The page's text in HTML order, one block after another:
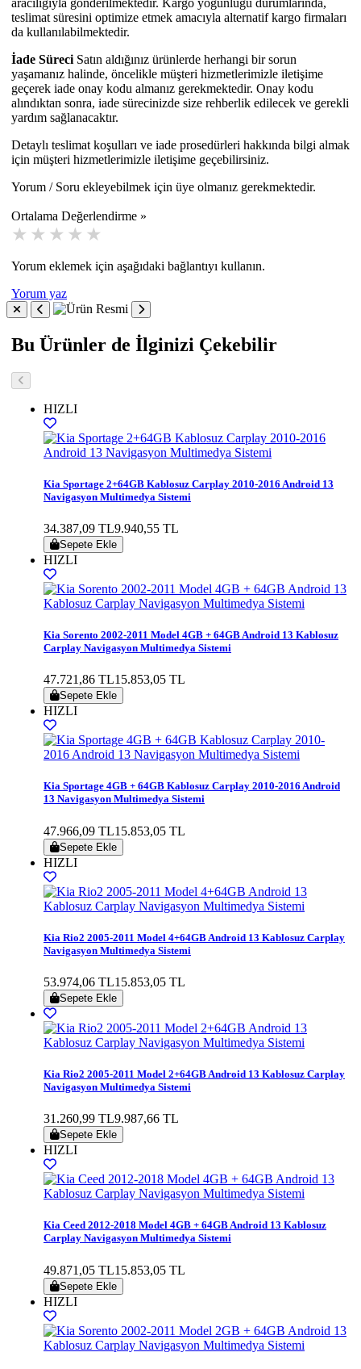
teslimat süresini optimize etmek amacıyla alternatif kargo firmaları
da kullanılabilmektedir.
İade Süreci Satın aldığınız ürünlerde herhangi bir sorun
yaşamanız halinde, öncelikle müşteri hizmetlerimizle iletişime
geçerek iade onay kodu almanız gerekmektedir. Onay kodu
alındıktan sonra, iade sürecinizde size rehberlik edilecek ve gerekli
yardım sağlanacaktır.
Detaylı teslimat koşulları ve iade prosedürleri hakkında bilgi almak
için müşteri hizmetlerimizle iletişime geçebilirsiniz.
Yorum / Soru ekleyebilmek için üye olmanız gerekmektedir.
Ortalama Değerlendirme »
Yorum eklemek için aşağıdaki bağlantıyı kullanın.
Yorum yaz
Bu Ürünler de İlginizi Çekebilir
HIZLI
Kia Sportage 2+64GB Kablosuz Carplay 2010-2016 Android 13
Navigasyon Multimedya Sistemi
34.387,09 TL9.940,55 TL
Sepete Ekle
HIZLI
Kia Sorento 2002-2011 Model 4GB + 64GB Android 13 Kablosuz
Carplay Navigasyon Multimedya Sistemi
47.721,86 TL15.853,05 TL
Sepete Ekle
HIZLI
Kia Sportage 4GB + 64GB Kablosuz Carplay 2010-2016 Android
13 Navigasyon Multimedya Sistemi
47.966,09 TL15.853,05 TL
Sepete Ekle
HIZLI
Kia Rio2 2005-2011 Model 4+64GB Android 13 Kablosuz Carplay
Navigasyon Multimedya Sistemi
53.974,06 TL15.853,05 TL
Sepete Ekle
Kia Rio2 2005-2011 Model 2+64GB Android 13 Kablosuz Carplay
Navigasyon Multimedya Sistemi
31.260,99 TL9.987,66 TL
Sepete Ekle
HIZLI
Kia Ceed 2012-2018 Model 4GB + 64GB Android 13 Kablosuz
Carplay Navigasyon Multimedya Sistemi
49.871,05 TL15.853,05 TL
Sepete Ekle
HIZLI